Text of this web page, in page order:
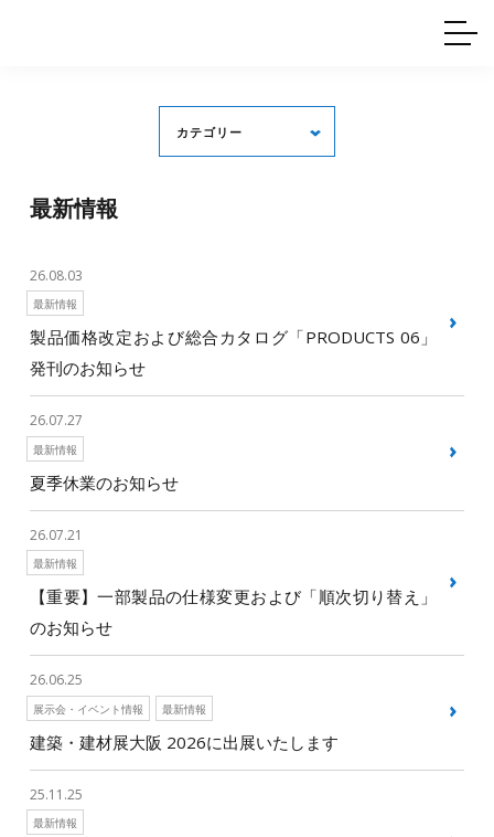
サポート
最新情報
26.08.03
最新情報
製品価格改定および総合カタログ「PRODUCTS 06」
発刊のお知らせ
26.07.27
最新情報
夏季休業のお知らせ
26.07.21
最新情報
【重要】一部製品の仕様変更および「順次切り替え」
のお知らせ
26.06.25
展示会・イベント情報 最新情報
建築・建材展大阪 2026に出展いたします
25.11.25
最新情報
カテゴリー
すべて